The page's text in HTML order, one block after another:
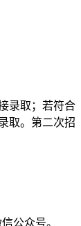
录取；若符合
取。第二次招
公众号。